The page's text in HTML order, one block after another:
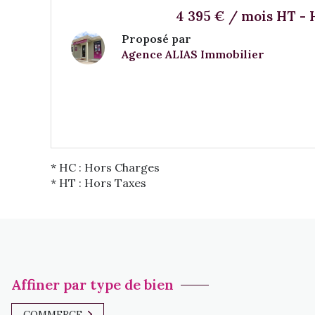
4 395 € / mois HT -
Proposé par
Agence ALIAS Immobilier
* HC : Hors Charges
* HT : Hors Taxes
Affiner par type de bien